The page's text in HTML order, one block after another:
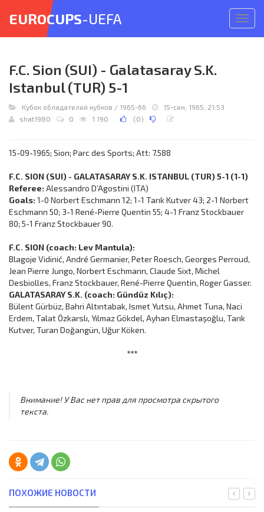
меню
EUROCUPS-UEFA
F.C. Sion (SUI) - Galatasaray S.K.
Istanbul (TUR) 5-1
Кубок обладателей кубков / 1965-66
15-сен, 1965, 21:53
shat1980
0 1 190 (0)
15-09-1965; Sion; Parc des Sports; Att: 7.588
F.C. SION (SUI) - GALATASARAY S.K. ISTANBUL (TUR) 5-1 (1-1)
Referee: Alessandro D’Agostini (ITA)
Goals: 1-0 Norbert Eschmann 12; 1-1 Tarık Kutver 43; 2-1 Norbert
Eschmann 50; 3-1 René-Pierre Quentin 55; 4-1 Franz Stockbauer
80; 5-1 Franz Stockbauer 90.
F.C. SION (coach: Lev Mantula):
Blagoje Vidinić, André Germanier, Peter Roesch, Georges Perroud,
Jean Pierre Jungo, Norbert Eschmann, Claude Sixt, Michel
Desbiolles, Franz Stockbauer, René-Pierre Quentin, Roger Gasser.
GALATASARAY S.K. (coach: Gündüz Kılıç):
Bülent Gürbüz, Bahri Altıntabak, Ismet Yutsu, Ahmet Tuna, Naci
Erdem, Talat Özkarslı, Yılmaz Gökdel, Ayhan Elmastaşoğlu, Tarık
Kutver, Turan Doğangün, Uğur Köken.
***
Внимание! У Вас нет прав для просмотра скрытого
текста.
ПОХОЖИЕ НОВОСТИ